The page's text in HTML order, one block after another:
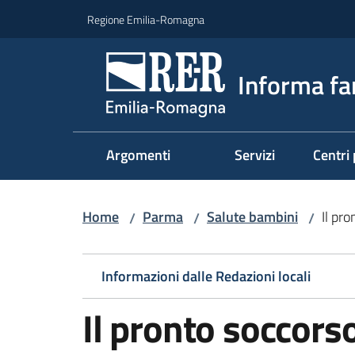
Regione Emilia-Romagna
Informa
Argomenti Servizi Centri
Home / Parma / Salute bambini / Il
Informazioni dalle Redazioni locali
Il pronto